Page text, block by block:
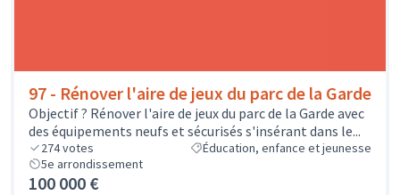
97 - Rénover l'aire de jeux du parc de la Garde
Objectif ? Rénover l'aire de jeux du parc de la Garde avec
des équipements neufs et sécurisés s'insérant dans le...
274votes
Éducation, enfance et jeunesse
5e arrondissement
100 000 €